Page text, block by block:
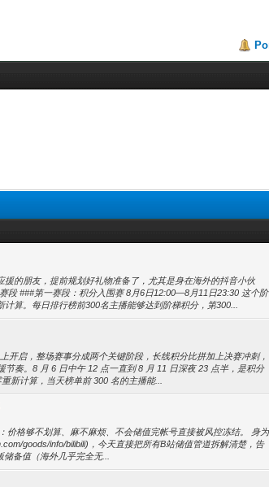
的朋友，提前规划好礼物准备了，尤其是身在海外的抖音小伙
段 ###第一赛段：积分入围赛 8月6日12:00—8月11日23:30 这个阶
算。每日排行榜前300名主播能够达到阶梯积分，第300...
启，整场赛事分成两个关键阶段，长线积分比拼加上决赛冲刺，
奏。8 月 6 日中午 12 点一直到 8 月 11 日深夜 23 点半，是积分
新计算，当天榜单前 300 名的主播能...
价格够不划算、麻不麻烦、不会储值完帐号直接被风控冻结。 身为
goods/info/bilibili)，今天直接把所有B站储值管道拆解清楚，告
备值（海外几乎完全无...